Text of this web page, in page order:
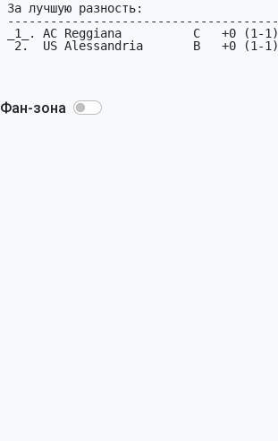
За лучшую разность:
--------------------------------------
_1_. AC Reggiana          C   +0 (1-1)
Фан-зона